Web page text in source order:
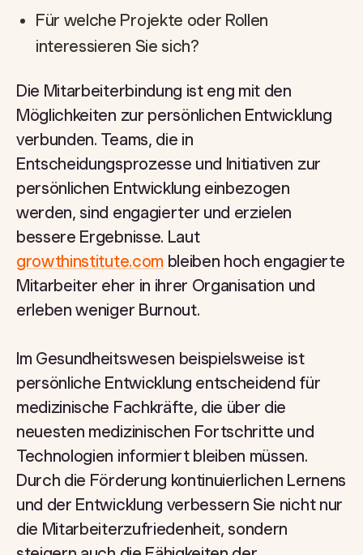
Für welche Projekte oder Rollen
interessieren Sie sich?
Die Mitarbeiterbindung ist eng mit den
Möglichkeiten zur persönlichen Entwicklung
verbunden. Teams, die in
Entscheidungsprozesse und Initiativen zur
persönlichen Entwicklung einbezogen
werden, sind engagierter und erzielen
bessere Ergebnisse. Laut
growthinstitute.com bleiben hoch engagierte
Mitarbeiter eher in ihrer Organisation und
erleben weniger Burnout.
Im Gesundheitswesen beispielsweise ist
persönliche Entwicklung entscheidend für
medizinische Fachkräfte, die über die
neuesten medizinischen Fortschritte und
Technologien informiert bleiben müssen.
Durch die Förderung kontinuierlichen Lernens
und der Entwicklung verbessern Sie nicht nur
die Mitarbeiterzufriedenheit, sondern